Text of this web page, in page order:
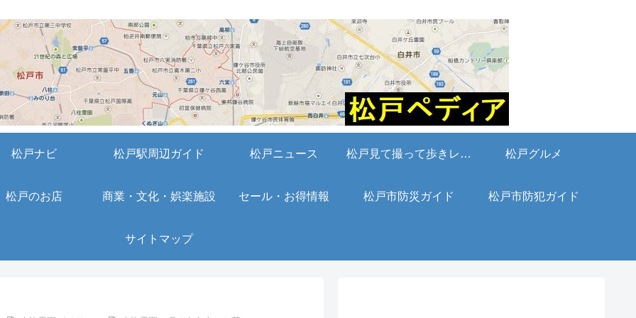
松戸ナビ 松戸駅周辺ガイド 松戸ニュース 松戸見て撮って歩きレポート 松戸グルメ
松戸のお店 商業・文化・娯楽施設 セール・お得情報 松戸市防災ガイド 松戸市防犯ガイド
サイトマップ